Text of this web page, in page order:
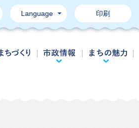
Language 印刷
就労・産業・まちづくり
市政情報